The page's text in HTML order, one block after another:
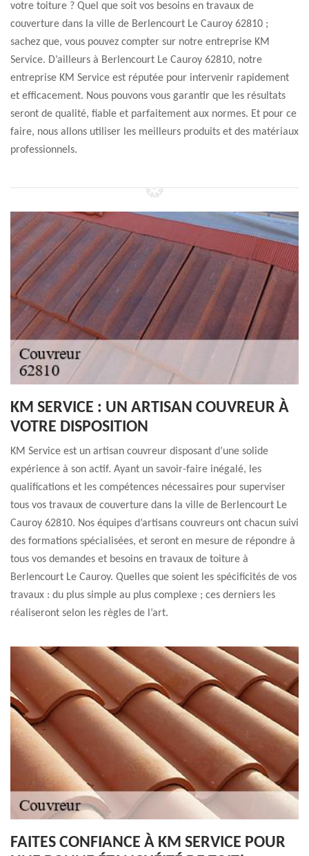
votre toiture ? Quel que soit vos besoins en travaux de
couverture dans la ville de Berlencourt Le Cauroy 62810 ;
sachez que, vous pouvez compter sur notre entreprise KM
Service. D’ailleurs à Berlencourt Le Cauroy 62810, notre
entreprise KM Service est réputée pour intervenir rapidement
et efficacement. Nous pouvons vous garantir que les résultats
seront de qualité, fiable et parfaitement aux normes. Et pour ce
faire, nous allons utiliser les meilleurs produits et des matériaux
professionnels.
KM SERVICE : UN ARTISAN COUVREUR À
VOTRE DISPOSITION
KM Service est un artisan couvreur disposant d’une solide
expérience à son actif. Ayant un savoir-faire inégalé, les
qualifications et les compétences nécessaires pour superviser
tous vos travaux de couverture dans la ville de Berlencourt Le
Cauroy 62810. Nos équipes d’artisans couvreurs ont chacun suivi
des formations spécialisées, et seront en mesure de répondre à
tous vos demandes et besoins en travaux de toiture à
Berlencourt Le Cauroy. Quelles que soient les spécificités de vos
travaux : du plus simple au plus complexe ; ces derniers les
réaliseront selon les règles de l’art.
FAITES CONFIANCE À KM SERVICE POUR